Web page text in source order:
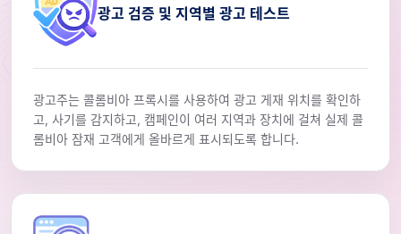
광고 검증 및 지역별 광고 테스트
광고주는 콜롬비아 프록시를 사용하여 광고 게재 위치를 확인하
고, 사기를 감지하고, 캠페인이 여러 지역과 장치에 걸쳐 실제 콜
롬비아 잠재 고객에게 올바르게 표시되도록 합니다.